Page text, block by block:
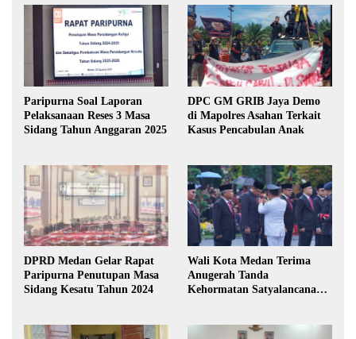
Paripurna Soal Laporan
Pelaksanaan Reses 3 Masa
Sidang Tahun Anggaran 2025
DPC GM GRIB Jaya Demo
di Mapolres Asahan Terkait
Kasus Pencabulan Anak
DPRD Medan Gelar Rapat
Paripurna Penutupan Masa
Sidang Kesatu Tahun 2024
Wali Kota Medan Terima
Anugerah Tanda
Kehormatan Satyalancana